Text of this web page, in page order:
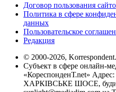
Договор пользования
Политика в сфере
данных
Пользовательское
Редакция
© 2000-2026,
Субъект в сфере онлайн-
«КореспонденТ.net» Адрес:
ХАРКІВСЬКЕ ШОСЕ,